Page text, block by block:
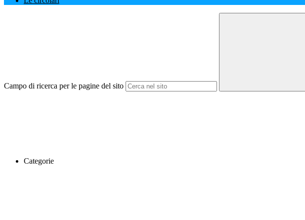
Campo di ricerca per le pagine del sito
Categorie